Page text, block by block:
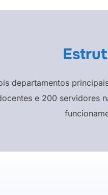
departamentos
e 200 servidores